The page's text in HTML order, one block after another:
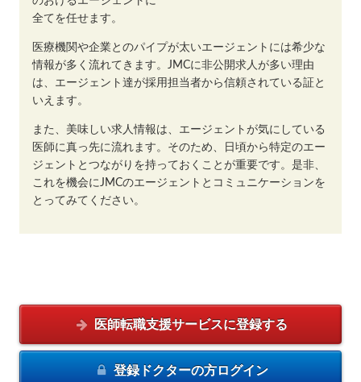
全てを任せます。
医療機関や企業とのパイプが太いエージェントには希少な
情報が多く流れてきます。JMCに非公開求人が多い理由
は、エージェント達が採用担当者から信頼されている証と
いえます。
また、美味しい求人情報は、エージェントが気にしている
医師に真っ先に流れます。そのため、日頃から特定のエー
ジェントとつながりを持っておくことが重要です。是非、
これを機会にJMCのエージェントとコミュニケーションを
とってみてください。
医師転職支援サービスに登録する
登録ドクターの方ログイン